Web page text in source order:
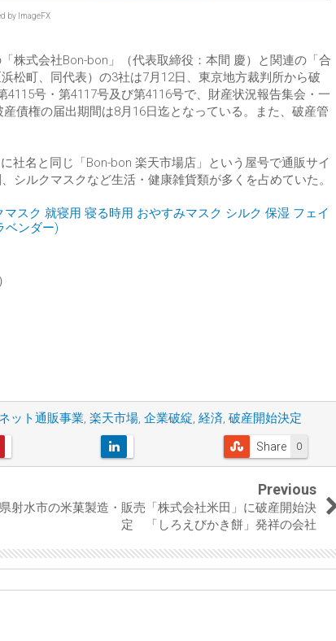
by ImageFX
株式会社Bon-bon」（代表取締役：本間 慶）と関連の「合
松町、同代表）の3社は7月12日、東京地方裁判所から破
号・第4117号及び第4116号で、財産状況報告集会・一
債権の届出期間は8月16日迄となっている。また、破産管
社名と同じ「Bon-bon 楽天市場店」という屋号で通販サイ
シルクマスクなど生活・健康雑貨類が多くを占めていた。
マスク 就寝用 寝る時用 おやすみマスク シルク 保湿 フェイ
ベンダー)
ット通販事業 楽天市場 企業破綻 経済 破産開始決定
0
Share
Previous
射水市の米菓製造・販売「株式会社米田」に破産開始決
定 「しろえびかき餅」発祥の会社